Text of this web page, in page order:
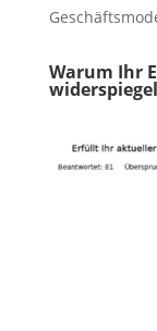
Warum Ihr